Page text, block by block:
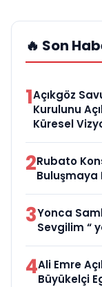
🔥 Son
1Açıkgöz
Kurulunu
Küresel
2Rubato
Buluşmaya
3Yonca
Sevgilim “
4Ali Emre
Büyükelçi